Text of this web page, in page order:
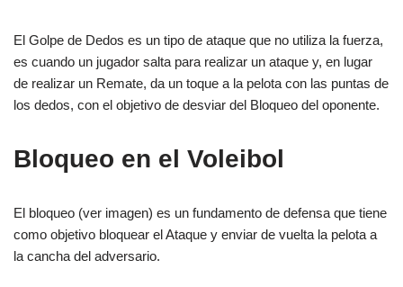
El Golpe de Dedos es un tipo de ataque que no utiliza la fuerza,
es cuando un jugador salta para realizar un ataque y, en lugar
de realizar un Remate, da un toque a la pelota con las puntas de
los dedos, con el objetivo de desviar del Bloqueo del oponente.
Bloqueo en el Voleibol
El bloqueo (ver imagen) es un fundamento de defensa que tiene
como objetivo bloquear el Ataque y enviar de vuelta la pelota a
la cancha del adversario.